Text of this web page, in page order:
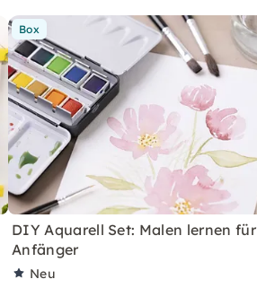
Box
DIY Aquarell Set: Malen lernen für
Anfänger
Neu